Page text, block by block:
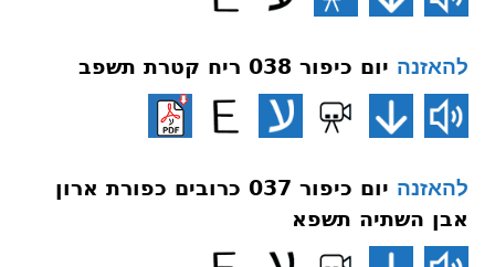
להאזנה יום כיפור 038 ריח קטרת תשפב
להאזנה
יום כיפור 037 כרובים כפורת ארון
אבן השתיה תשפא